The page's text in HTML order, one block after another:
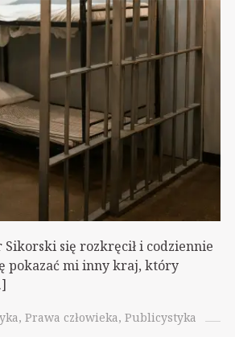
Sikorski się rozkręcił i codziennie
pokazać mi inny kraj, który
Prawa człowieka Publicystyka